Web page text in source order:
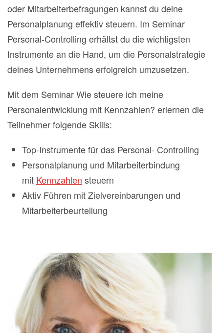
oder Mitarbeiterbefragungen kannst du deine
Personalplanung effektiv steuern. Im Seminar
Personal-Controlling erhältst du die wichtigsten
Instrumente an die Hand, um die Personalstrategie
deines Unternehmens erfolgreich umzusetzen.
Mit dem Seminar Wie steuere ich meine
Personalentwicklung mit Kennzahlen? erlernen die
Teilnehmer folgende Skills:
Top-Instrumente für das Personal- Controlling
Personalplanung und Mitarbeiterbindung
mit Kennzahlen steuern
Aktiv Führen mit Zielvereinbarungen und
Mitarbeiterbeurteilung